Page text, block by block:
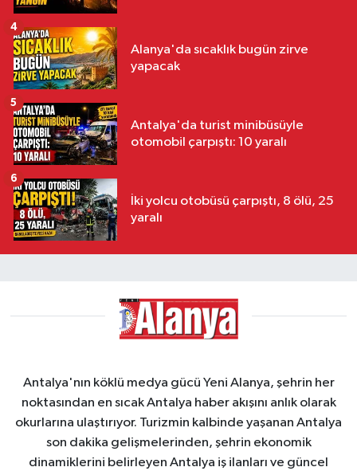
Alanya'da sıcaklık bugün zirve
yapacak
4
Antalya'da turist minibüsüyle
otomobil çarpıştı: 10 yaralı
5
İki yolcu otobüsü çarpıştı, 8 ölü, 25
yaralı
6
Antalya'nın köklü medya gücü Yeni Alanya, şehrin her
noktasından en sıcak Antalya haber akışını anlık olarak
okurlarına ulaştırıyor. Turizmin kalbinde yaşanan Antalya
son dakika gelişmelerinden, şehrin ekonomik
dinamiklerini belirleyen Antalya iş ilanları ve güncel